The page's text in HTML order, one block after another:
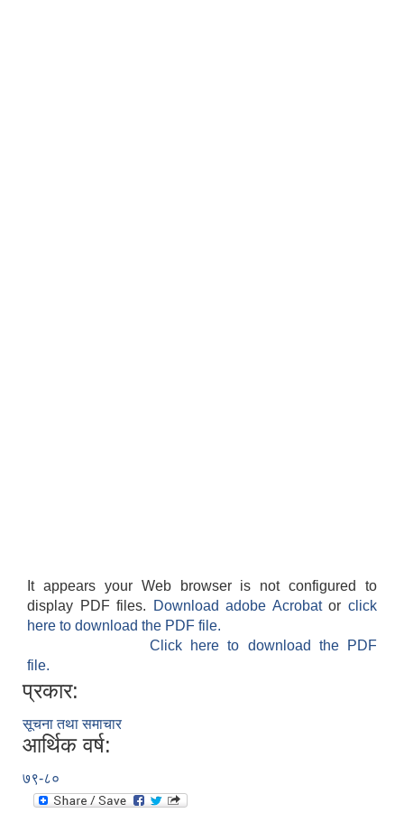
It appears your Web browser is not configured to
display PDF files.
Download adobe Acrobatorclick
here to download the PDF file.
Click here to download the PDF
file.
प्रकार:
सूचना तथा समाचार
आर्थिक वर्ष:
७९-८०